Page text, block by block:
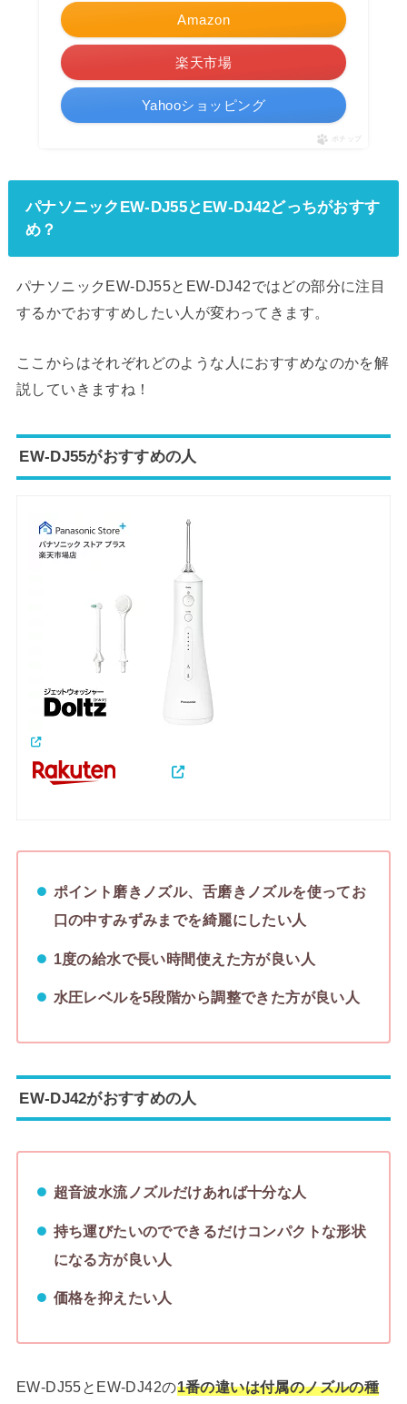
Amazon
楽天市場
Yahooショッピング
ポチップ
パナソニックEW-DJ55とEW-DJ42どっちがおすす
め？
パナソニックEW-DJ55とEW-DJ42ではどの部分に注目
するかでおすすめしたい人が変わってきます。
ここからはそれぞれどのような人におすすめなのかを解
説していきますね！
EW-DJ55がおすすめの人
ポイント磨きノズル、舌磨きノズルを使ってお
口の中すみずみまでを綺麗にしたい人
1度の給水で長い時間使えた方が良い人
水圧レベルを5段階から調整できた方が良い人
EW-DJ42がおすすめの人
超音波水流ノズルだけあれば十分な人
持ち運びたいのでできるだけコンパクトな形状
になる方が良い人
価格を抑えたい人
EW-DJ55とEW-DJ42の1番の違いは付属のノズルの種